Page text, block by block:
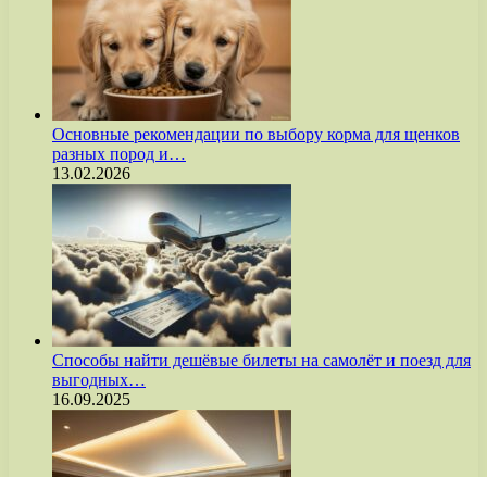
Основные рекомендации по выбору корма для щенков
разных пород и…
13.02.2026
Способы найти дешёвые билеты на самолёт и поезд для
выгодных…
16.09.2025